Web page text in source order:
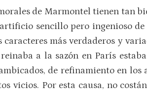
de Marmontel tienen tan
sencillo pero ingenioso
caracteres más verdaderos y
a la sazón en París
de refinamiento en los
vicios. Por esta causa, no